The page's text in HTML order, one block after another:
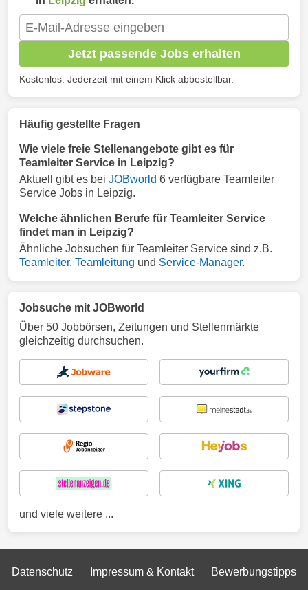
Jetzt passende Jobs erhalten
Kostenlos. Jederzeit mit einem Klick abbestellbar.
Häufig gestellte Fragen
Wie viele freie Stellenangebote gibt es für
Teamleiter Service in Leipzig?
Aktuell gibt es bei JOBworld 6 verfügbare Teamleiter
Service Jobs in Leipzig.
Welche ähnlichen Berufe für Teamleiter Service
findet man in Leipzig?
Ähnliche Jobsuchen für Teamleiter Service sind z.B.
Teamleiter, Teamleitung und Service-Manager.
Jobsuche mit JOBworld
Über 50 Jobbörsen, Zeitungen und Stellenmärkte
gleichzeitig durchsuchen.
und viele weitere ...
Datenschutz Impressum & Kontakt Bewerbungstipps